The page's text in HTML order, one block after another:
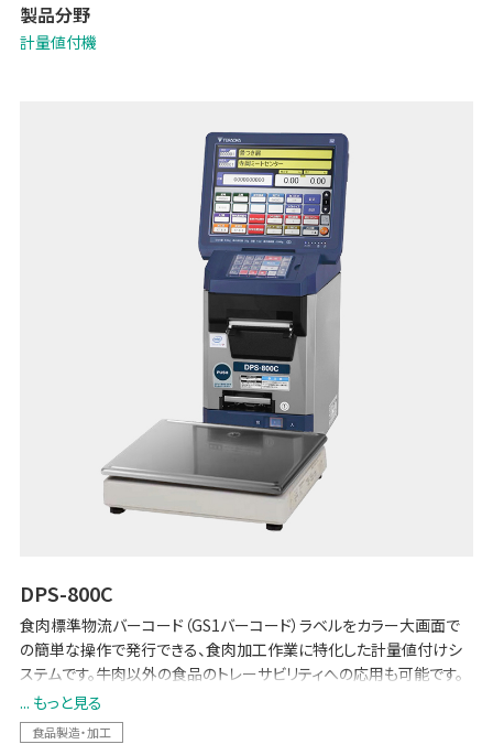
製品分野
計量値付機
DPS-800C
食肉標準物流バーコード（GS1バーコード）ラベルをカラー大画面で
の簡単な操作で発行できる、食肉加工作業に特化した計量値付けシ
ステムです。牛肉以外の食品のトレーサビリティへの応用も可能です。
トレーサビリティデータの管理をミスなく効率的に行うために不可欠
なシステムを容易に構築できる拡張性を備えています。
... もっと見る
食品製造・加工